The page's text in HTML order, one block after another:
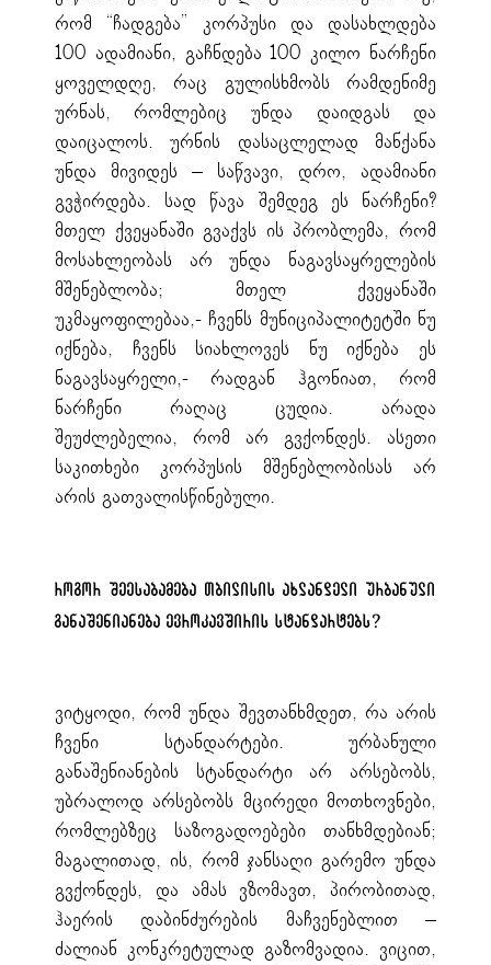
რომ “ჩადგება” კორპუსი და დასახლდება
100 ადამიანი, გაჩნდება 100 კილო ნარჩენი
ყოველდღე, რაც გულისხმობს რამდენიმე
ურნას, რომლებიც უნდა დაიდგას და
დაიცალოს. ურნის დასაცლელად მანქანა
უნდა მივიდეს – საწვავი, დრო, ადამიანი
გვჭირდება. სად წავა შემდეგ ეს ნარჩენი?
მთელ ქვეყანაში გვაქვს ის პრობლემა, რომ
მოსახლეობას არ უნდა ნაგავსაყრელების
მშენებლობა; მთელ ქვეყანაში
უკმაყოფილებაა,- ჩვენს მუნიციპალიტეტში ნუ
იქნება, ჩვენს სიახლოვეს ნუ იქნება ეს
ნაგავსაყრელი,- რადგან ჰგონიათ, რომ
ნარჩენი რაღაც ცუდია. არადა
შეუძლებელია, რომ არ გვქონდეს. ასეთი
საკითხები კორპუსის მშენებლობისას არ
არის გათვალისწინებული.
როგორ შეესაბამება თბილისის ახლანდელი ურბანული
განაშენიანება ევროკავშირის სტანდარტებს?
ვიტყოდი, რომ უნდა შევთანხმდეთ, რა არის
ჩვენი სტანდარტები. ურბანული
განაშენიანების სტანდარტი არ არსებობს,
უბრალოდ არსებობს მცირედი მოთხოვნები,
რომლებზეც საზოგადოებები თანხმდებიან;
მაგალითად, ის, რომ ჯანსაღი გარემო უნდა
გვქონდეს, და ამას ვზომავთ, პირობითად,
ჰაერის დაბინძურების მაჩვენებლით –
ძალიან კონკრეტულად გაზომვადია. ვიცით,